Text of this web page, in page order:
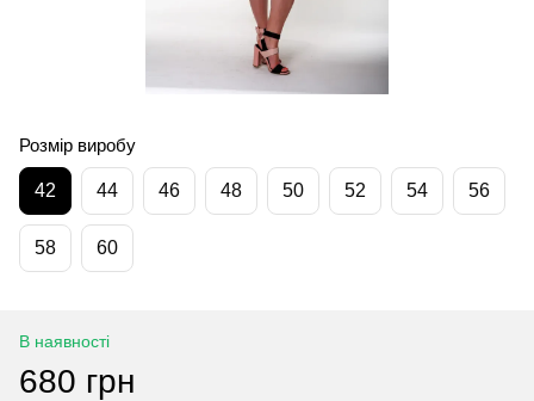
Розмір виробу
42 44 46 48 50 52 54 56
58 60
В наявності
680 грн